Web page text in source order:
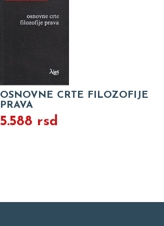
OSNOVNE CRTE FILOZOFIJE
PRAVA
5.588 rsd